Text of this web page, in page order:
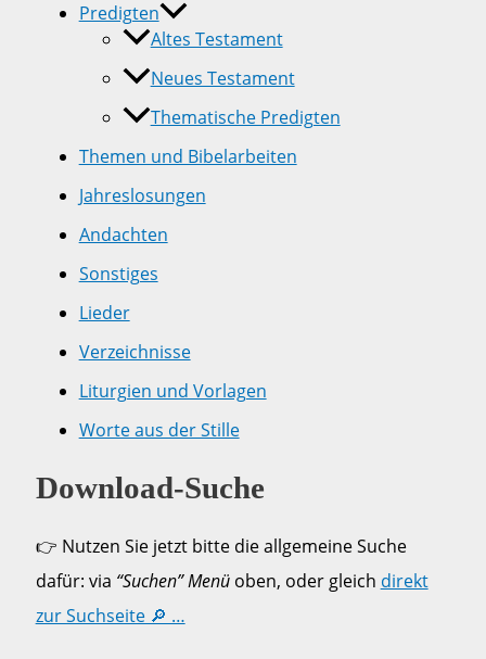
Predigten
Altes Testament
Neues Testament
Thematische Predigten
Themen und Bibelarbeiten
Jahreslosungen
Andachten
Sonstiges
Lieder
Verzeichnisse
Liturgien und Vorlagen
Worte aus der Stille
Download-Suche
👉 Nutzen Sie jetzt bitte die allgemeine Suche
dafür: via “Suchen” Menüoben, oder gleich direkt
zur Suchseite 🔎 …